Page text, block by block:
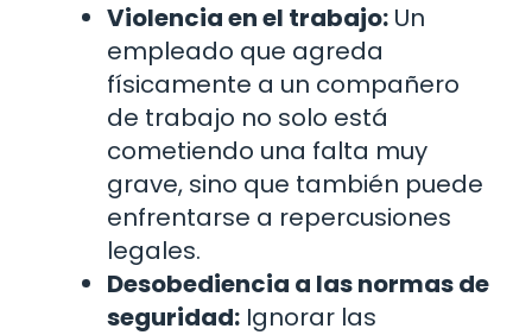
Violencia en el trabajo: Un
empleado que agreda
físicamente a un compañero
de trabajo no solo está
cometiendo una falta muy
grave, sino que también puede
enfrentarse a repercusiones
legales.
Desobediencia a las normas de
seguridad: Ignorar las